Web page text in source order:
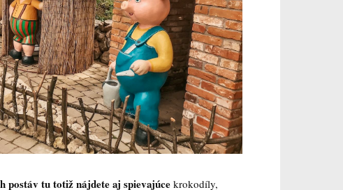
postáv tu totiž nájdete aj spievajúce krokodíly,